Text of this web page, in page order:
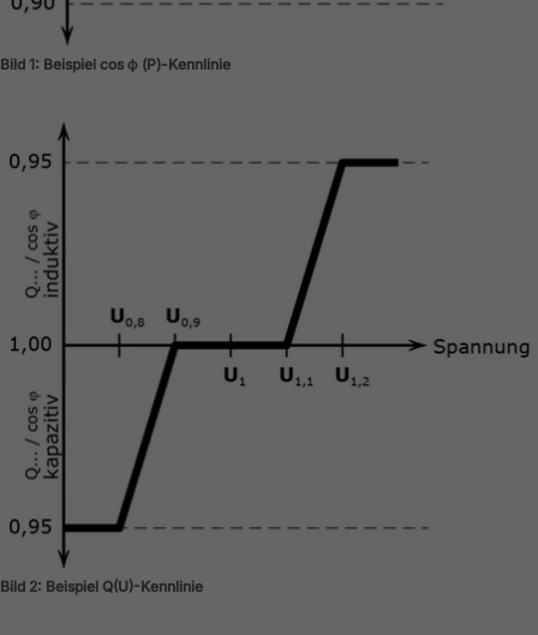
Bild 1: Beispiel cos ϕ (P)-Kennlinie
Bild 2: Beispiel Q(U)-Kennlinie